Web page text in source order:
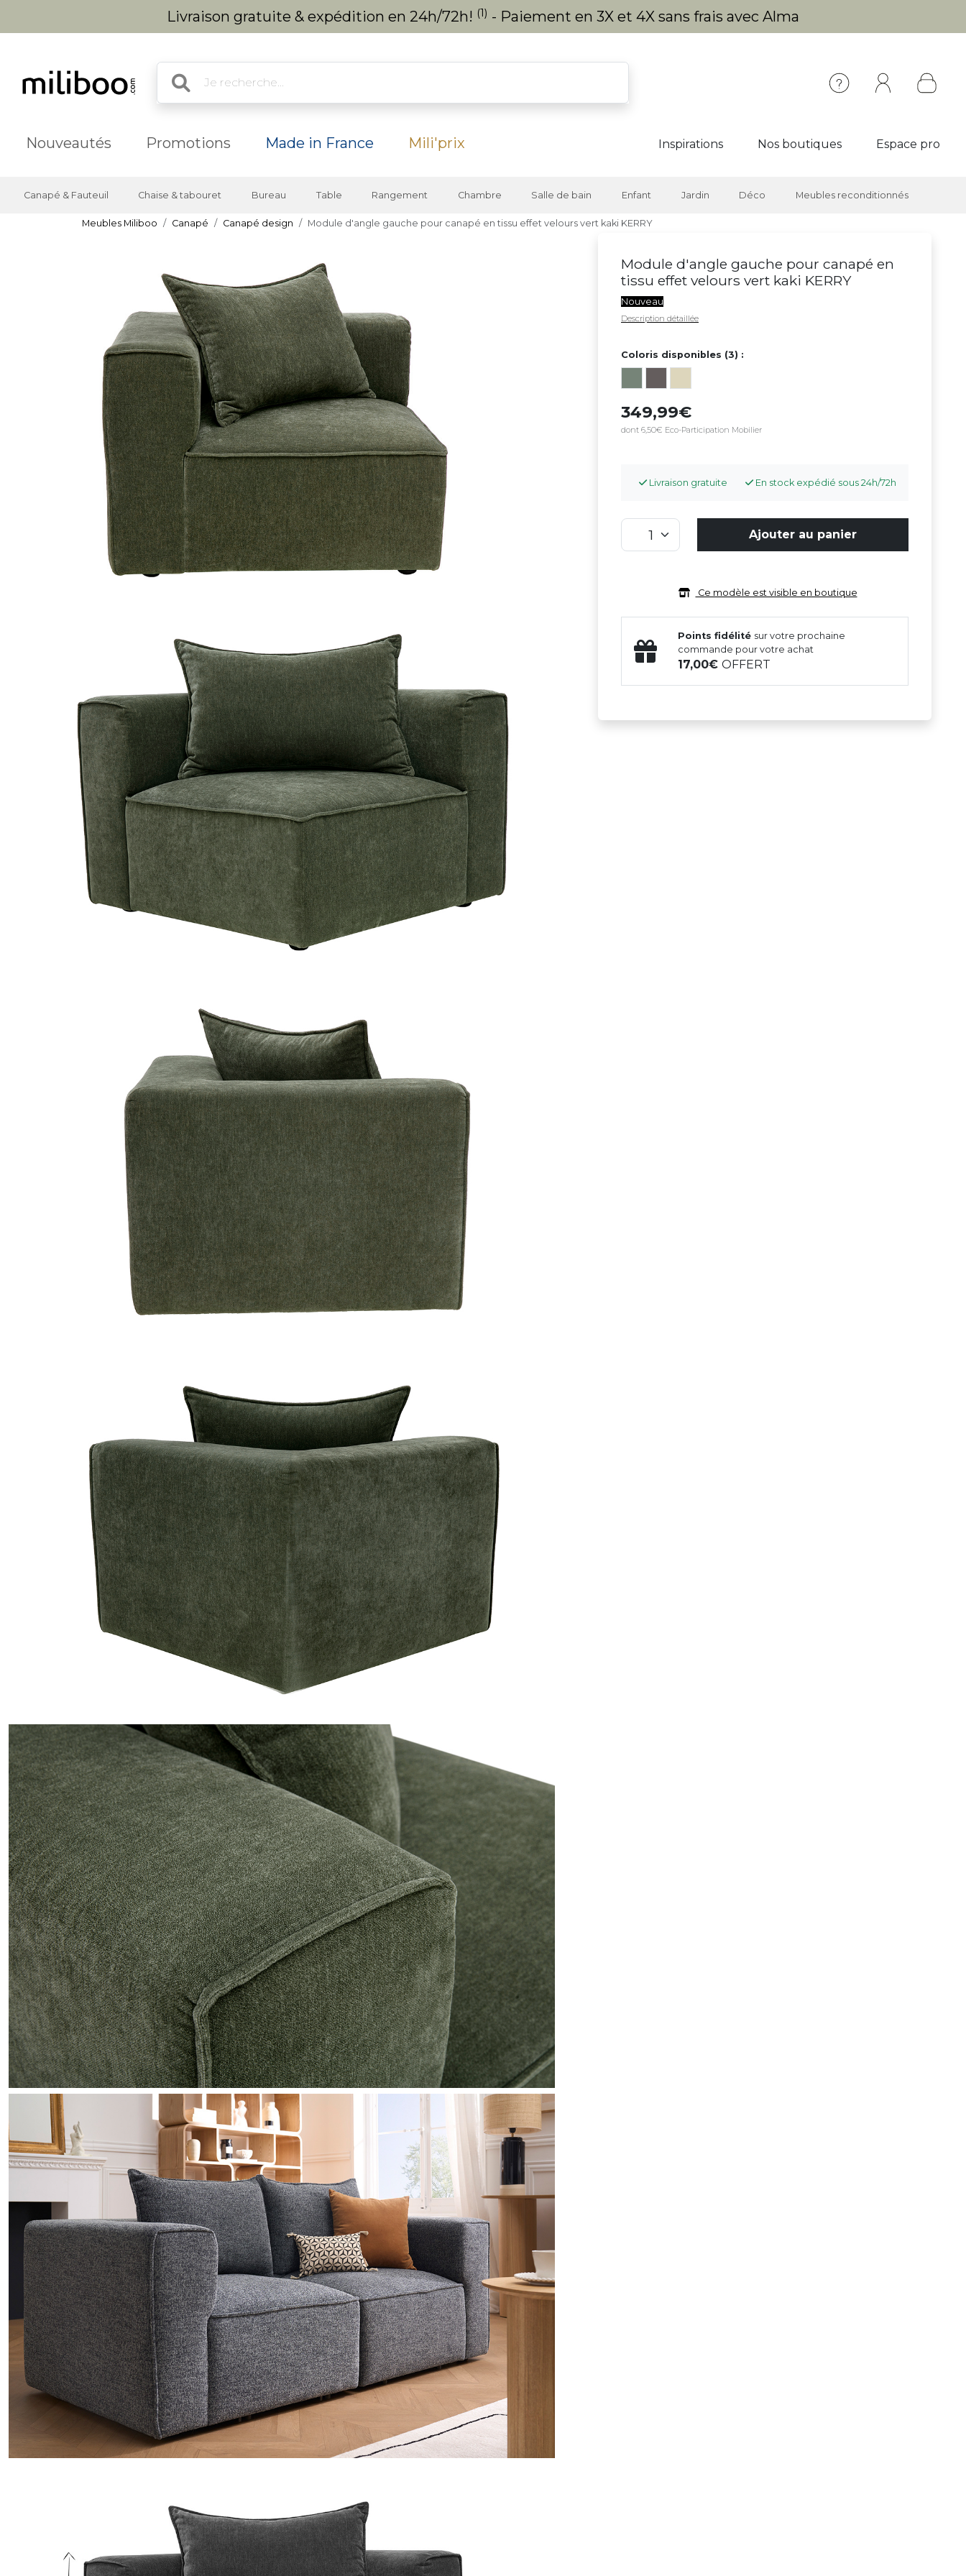
Livraison gratuite & expédition en 24h/72h! (1) - Paiement en 3X et 4X sans frais avec Alma
Nouveautés Promotions Made in France Mili'prix Inspirations Nos boutiques Espace pro
Canapé & Fauteuil Chaise & tabouret Bureau Table Rangement Chambre Salle de bain Enfant Jardin Déco Meubles reconditionnés
Meubles Miliboo Canapé Canapé design Module d'angle gauche pour canapé en tissu effet velours vert kaki KERRY
Module d'angle gauche pour canapé en
tissu effet velours vert kaki KERRY
Nouveau
Description détaillée
Coloris disponibles (3) :
349,99
dont 6,50€ Eco-Participation Mobilier
Livraison gratuite En stock expédié sous 24h/72h
Ajouter au panier
Ce modèle est visible en boutique
Points fidélité sur votre prochaine
commande pour votre achat
17,00OFFERT